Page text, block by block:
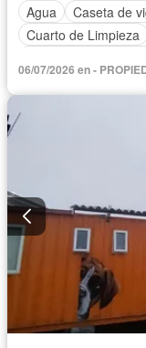
Agua
Caseta de
Cuarto de Limpieza
Terraza
Vista
06/07/2026 en -